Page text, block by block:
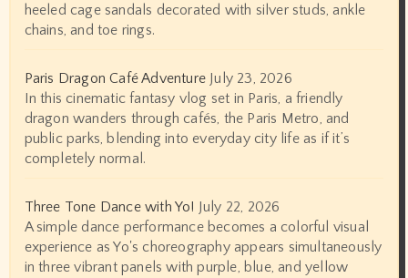
heeled cage sandals decorated with silver studs, ankle
chains, and toe rings.
Paris Dragon Café Adventure July 23, 2026
In this cinematic fantasy vlog set in Paris, a friendly
dragon wanders through cafés, the Paris Metro, and
public parks, blending into everyday city life as if it’s
completely normal.
Three Tone Dance with Yo! July 22, 2026
A simple dance performance becomes a colorful visual
experience as Yo's choreography appears simultaneously
in three vibrant panels with purple, blue, and yellow